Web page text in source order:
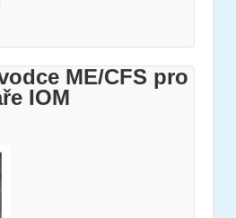
ME/CFS pro
IOM